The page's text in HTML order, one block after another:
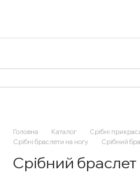
Головна Каталог Срібні
Срібні браслети на ногу
Срібний
Срібний